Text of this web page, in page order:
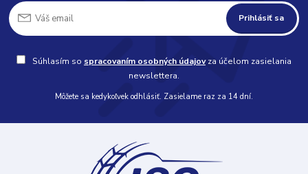
Prihlásiť sa
Súhlasím so spracovaním osobných údajovza účelom zasielania
newslettera.
Môžete sa kedykoľvek odhlásiť. Zasielame raz za 14 dní.